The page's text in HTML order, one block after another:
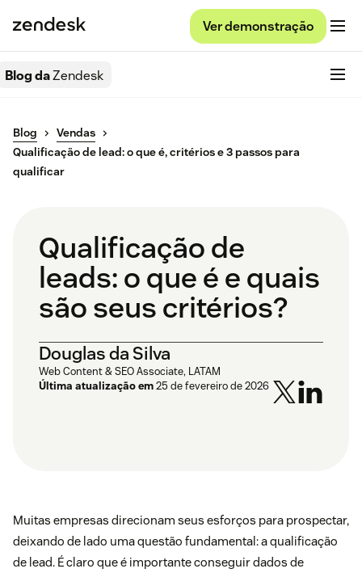
Ver demonstração
Blog daZendesk
Blog
Vendas
Qualificação de lead: o que é, critérios e 3 passos para
qualificar
Qualificação de
leads: o que é e quais
são seus critérios?
Douglas da Silva
Web Content & SEO Associate, LATAM
Última atualização em25 de fevereiro de 2026
Muitas empresas direcionam seus esforços para prospectar,
deixando de lado uma questão fundamental: a qualificação
de lead. É claro que é importante conseguir dados de